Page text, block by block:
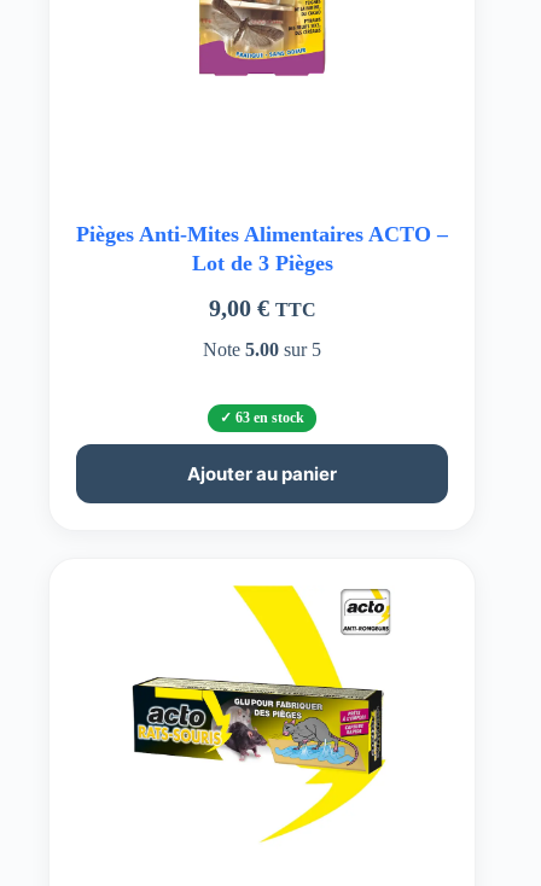
Pièges Anti-Mites Alimentaires ACTO –
Lot de 3 Pièges
9,00 € TTC
Note5.00 sur 5
63 en stock
Ajouter au panier